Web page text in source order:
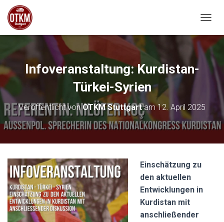
Infoveranstaltung: Kurdistan-
Türkei-Syrien
Veröffentlicht von OTKM Stuttgartam12. April 2025
Einschätzung zu
den aktuellen
Entwicklungen in
Kurdistan mit
anschließender